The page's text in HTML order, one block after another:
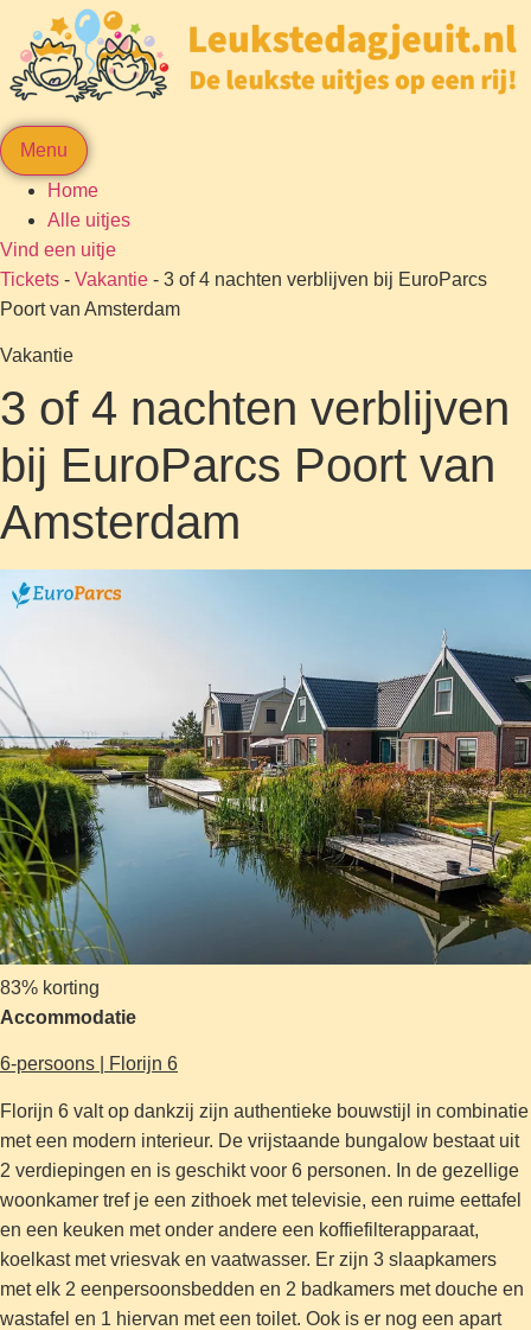
Menu
Home
Alle uitjes
Vind een uitje
Tickets - Vakantie - 3 of 4 nachten verblijven bij EuroParcs
Poort van Amsterdam
Vakantie
3 of 4 nachten verblijven
bij EuroParcs Poort van
Amsterdam
83% korting
Accommodatie
6-persoons | Florijn 6
Florijn 6 valt op dankzij zijn authentieke bouwstijl in combinatie
met een modern interieur. De vrijstaande bungalow bestaat uit
2 verdiepingen en is geschikt voor 6 personen. In de gezellige
woonkamer tref je een zithoek met televisie, een ruime eettafel
en een keuken met onder andere een koffiefilterapparaat,
koelkast met vriesvak en vaatwasser. Er zijn 3 slaapkamers
met elk 2 eenpersoonsbedden en 2 badkamers met douche en
wastafel en 1 hiervan met een toilet. Ook is er nog een apart